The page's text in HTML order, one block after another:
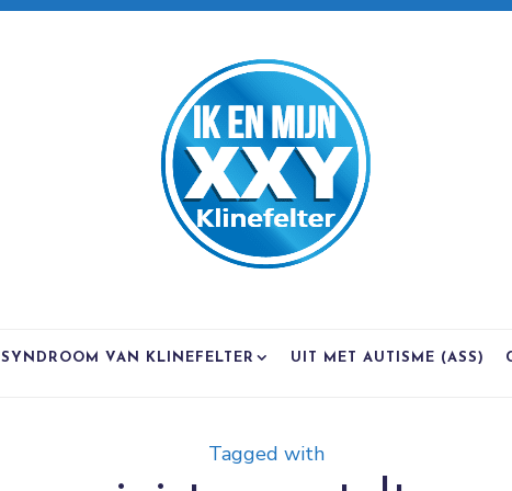
SYNDROOM VAN KLINEFELTER UIT MET AUTISME (ASS)
Tagged with